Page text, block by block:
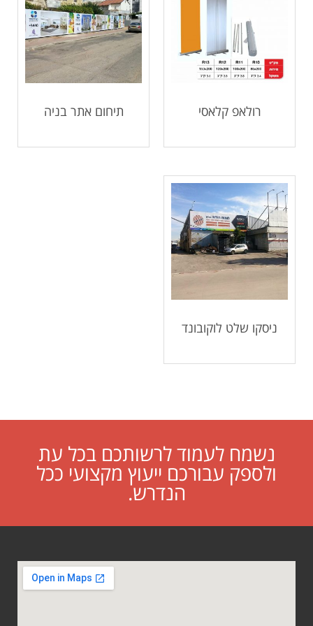
רולאפ קלאסי תיחום אתר בניה
ניסקו שלט לוקובונד
נשמח לעמוד לרשותכם בכל עת
ולספק עבורכם ייעוץ מקצועי ככל
הנדרש.